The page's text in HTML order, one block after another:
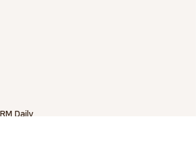
RM Daily